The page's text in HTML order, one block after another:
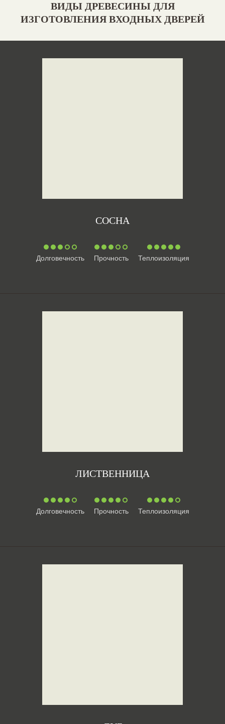
ВИДЫ ДРЕВЕСИНЫ ДЛЯ
ИЗГОТОВЛЕНИЯ ВХОДНЫХ ДВЕРЕЙ
СОСНА
Долговечность Прочность Теплоизоляция
ЛИСТВЕННИЦА
Долговечность Прочность Теплоизоляция